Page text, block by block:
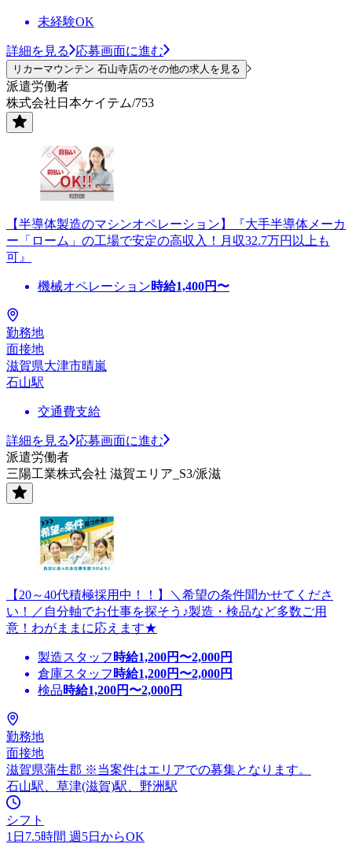
未経験OK
詳細を見る 応募画面に進む
リカーマウンテン 石山寺店のその他の求人を見る
派遣労働者
株式会社日本ケイテム/753
【半導体製造のマシンオペレーション】『大手半導体メーカ
ー「ローム」の工場で安定の高収入！月収32.7万円以上も
可』
機械オペレーション時給1,400円〜
勤務地
面接地
滋賀県大津市晴嵐
石山駅
交通費支給
詳細を見る
応募画面に進む
派遣労働者
三陽工業株式会社 滋賀エリア_S3/派滋
【20～40代積極採用中！！】＼希望の条件聞かせてくださ
い！／自分軸でお仕事を探そう♪製造・検品など多数ご用
意！わがままに応えます★
製造スタッフ 時給1,200円〜2,000円
倉庫スタッフ 時給1,200円〜2,000円
検品時給1,200円〜2,000円
勤務地
面接地
滋賀県蒲生郡 ※当案件はエリアでの募集となります。
石山駅、草津(滋賀)駅、野洲駅
シフト
1日7.5時間 週5日からOK